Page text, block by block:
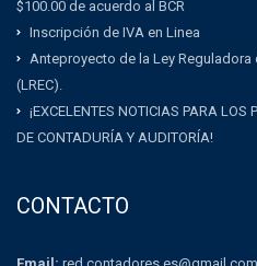
$100.00 de acuerdo al BCR
Inscripción de IVA en Linea
Anteproyecto de la Ley
(LREC).
¡EXCELENTES NOTICIAS PARA LOS
DE CONTADURÍA Y AUDITORÍA!
CONTACTO